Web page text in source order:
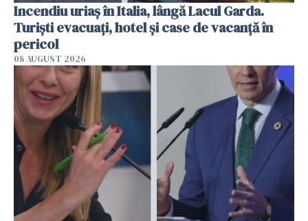
Incendiu uriaș în Italia, lângă Lacul Garda.
Turiști evacuați, hotel și case de vacanță în
pericol
08 AUGUST 2026